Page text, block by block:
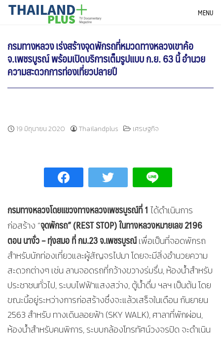
SkipTHAILANDPLUS NEWS MENU
กรมทางหลวง เร่งสร้างจุดพักรถที่หมวดทางหลวงเขาค้อ
จ.เพชรบูรณ์ พร้อมเปิดบริการเต็มรูปแบบ ก.ย. 63 นี้ อำนวย
ความสะดวกการท่องเที่ยวปลายปี
19 มิถุนายน 2020 Thailandplus เศรษฐกิจ
กรมทางหลวงโดยแขวงทางหลวงเพชรบูรณ์ที่ 1 ได้ดำเนินการ
ก่อสร้าง “จุดพักรถ” (REST STOP)ในทางหลวงหมายเลข 2196
ตอน นางั่ว–ทุ่งสมอ ที่ กม.23 จ.เพชรบูรณ์เพื่อเป็นที่จอดพักรถ
สำหรับนักท่องเที่ยวและผู้สัญจรไปมา โดยจะมีสิ่งอำนวยความ
สะดวกต่างๆ เช่น ลานจอดรถที่กว้างขวางร่มรื่น, ห้องน้ำสำหรับ
ประชาชนทั่วไป, ระบบไฟฟ้าแสงสว่าง, ตู้น้ำดื่ม ฯลฯ เป็นต้น โดย
ขณะนี้อยู่ระหว่างการก่อสร้างซึ่งจะแล้วเสร็จในเดือน กันยายน
2563 สำหรับ ทางเดินลอยฟ้า (SKY WALK), ศาลาที่พักผ่อน,
ห้องน้ำสำหรับคนพิการ, ระบบกล้องโทรทัศน์วงจรปิด จะดำเนิน